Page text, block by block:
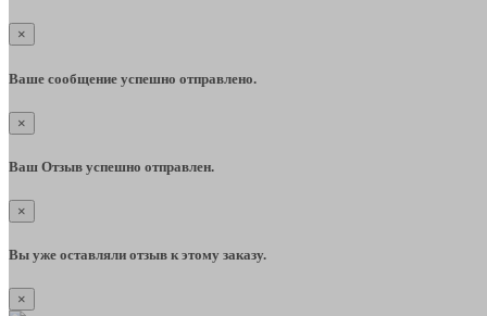
×
Ваше сообщение успешно отправлено.
×
Ваш Отзыв успешно отправлен.
×
Вы уже оставляли отзыв к этому заказу.
×